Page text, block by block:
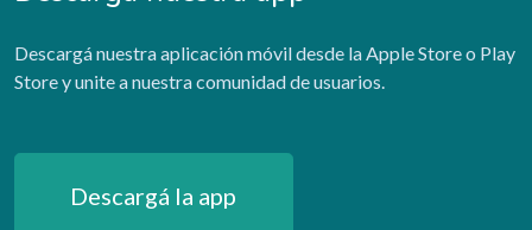
Descargá nuestra aplicación móvil desde la Apple Store o Play
Store y unite a nuestra comunidad de usuarios.
Descargá la app